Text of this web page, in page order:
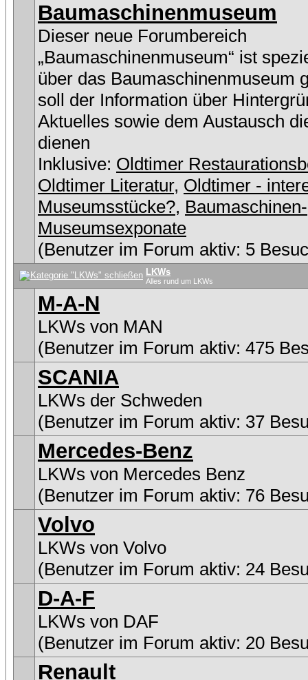
Baumaschinenmuseum
Dieser neue Forumbereich
„Baumaschinenmuseum“ ist
über das Baumaschinenmuseum
soll der Information über
Aktuelles sowie dem Austausch
dienen
Inklusive: Oldtimer
Oldtimer Literatur, Oldtimer -
Museumsstücke?, Baumaschinen-
Museumsexponate
(Benutzer im Forum aktiv: 5
LKWs
Alles rund um LKWs
M-A-N
LKWs von MAN
(Benutzer im Forum aktiv: 475
SCANIA
LKWs der Schweden
(Benutzer im Forum aktiv: 37
Mercedes-Benz
LKWs von Mercedes Benz
(Benutzer im Forum aktiv: 76
Volvo
LKWs von Volvo
(Benutzer im Forum aktiv: 24
D-A-F
LKWs von DAF
(Benutzer im Forum aktiv: 20
Renault